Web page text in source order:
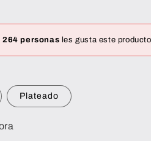
264 personas les gusta este producto
Plateado